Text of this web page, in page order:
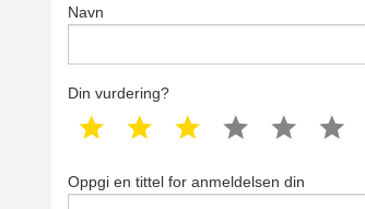
Navn
Din vurdering?
1 star 2 star 3 star 4 star 5 star
Oppgi en tittel for anmeldelsen din